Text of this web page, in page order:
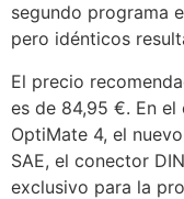
segundo programa
pero idénticos
El precio
es de 84,95 €. En el
OptiMate 4, el
SAE, el conector
exclusivo para la